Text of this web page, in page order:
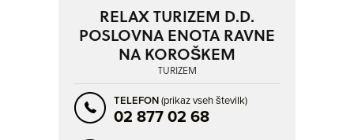
RELAX TURIZEM D.D.
POSLOVNA ENOTA RAVNE
NA KOROŠKEM
TURIZEM
TELEFON(prikaz vseh številk)
02 877 02 68